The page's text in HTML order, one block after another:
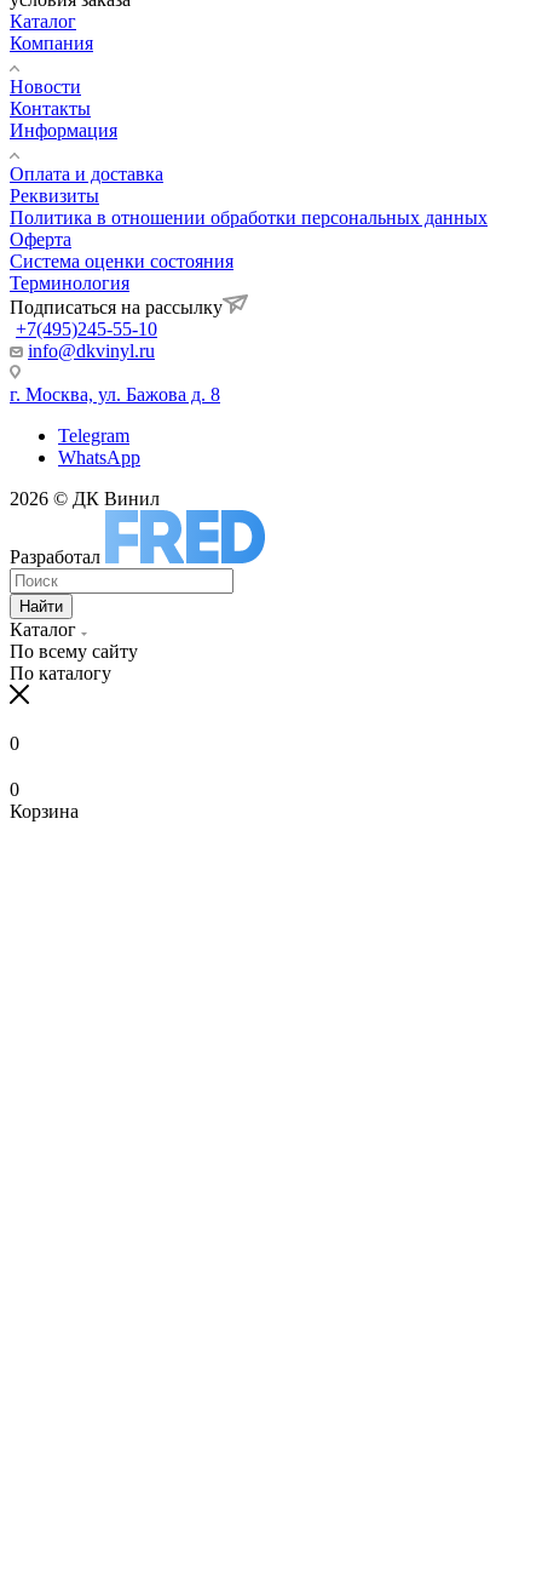
Каталог
Компания
Новости
Контакты
Информация
Оплата и доставка
Реквизиты
Политика в отношении обработки персональных данных
Оферта
Система оценки состояния
Терминология
Подписаться на рассылку
+7(495)245-55-10
info@dkvinyl.ru
г. Москва, ул. Бажова д. 8
Telegram
WhatsApp
2026 © ДК Винил
Разработал
Найти
Каталог
По всему сайту
По каталогу
0
0
Корзина